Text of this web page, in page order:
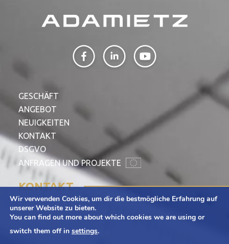
GESCHÄFT
ANGEBOT
NEUIGKEITEN
KONTAKT
DSGVO
ANFRAGEN UND PROJEKTE
KONTAKT
Adamietz S.A.
ul. Braci Prankel 1
47-100 Strzelce Opolskie
Wir verwenden Cookies, um dir die bestmögliche Erfahrung auf
unserer Website zu bieten.
You can find out more about which cookies we are using or
switch them off in settings.